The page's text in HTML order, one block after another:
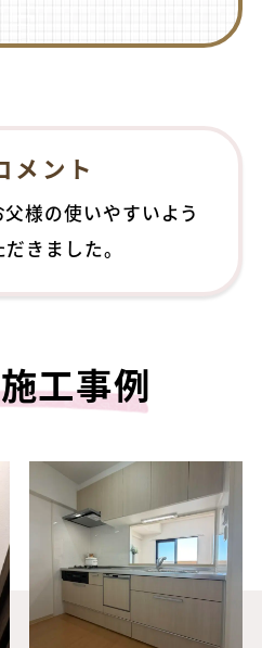
メント
様の使いやすいよう
きました。
工事例